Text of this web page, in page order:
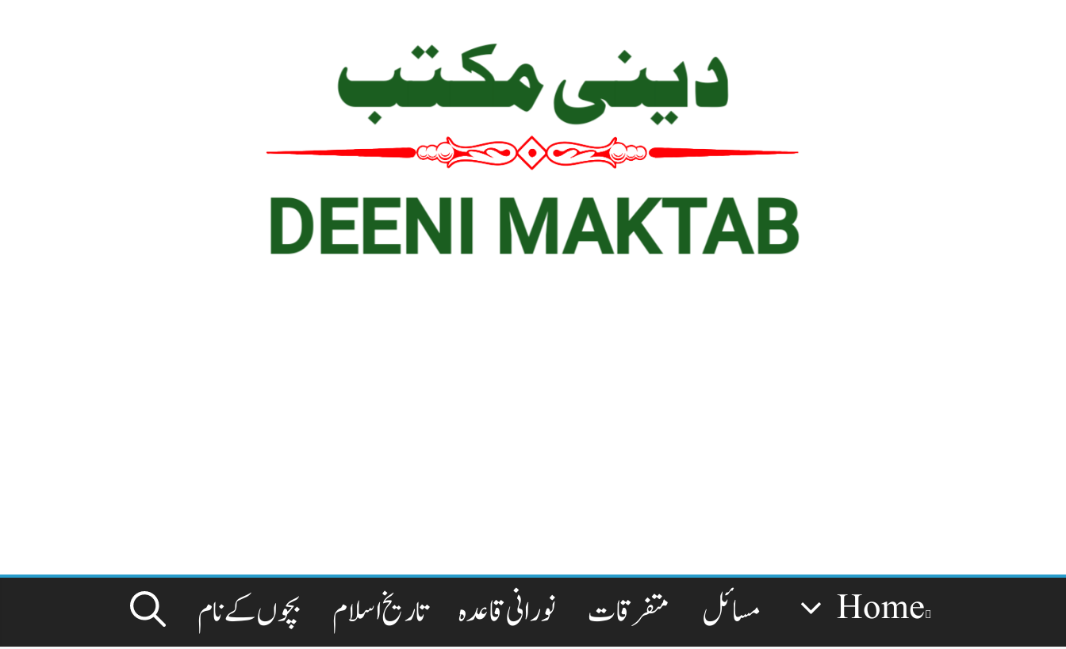
Home مسائل متفرقات نورانی قاعدہ تاریخ اسلام بچوں کے نام